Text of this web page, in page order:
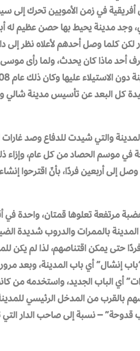
في زمن الأمويين تحرك إلى
وجد مدينة يحيط بها حصن عظيم له
لكن كلما وصل أحدهم لأعلاه نظر إلى
أحد ماذا كان يحدث، ولما رأى
كل البعد عن تأسيس مدينة شالي
والتي شيدت للدفاع وصد
في موسم الحصاد من كل عام، وإزاء
إلى أربعين فردًا، بأنّ اقترحوا
مرتفعة تعلوها قمتان، واحدة في
بالممرات والدروب شديدة
حتى يمكن اقتناصهم، لذا لم
إنشال” أي باب المدينة، وبعد
أي الباب الجديد، واستخدمه من
بالقرب من المدخل الرئيسي
– نسبة إلى صاحب الدار التي